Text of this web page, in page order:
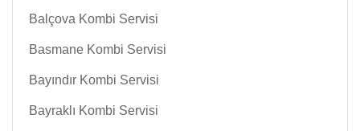
Balçova Kombi Servisi
Basmane Kombi Servisi
Bayındır Kombi Servisi
Bayraklı Kombi Servisi